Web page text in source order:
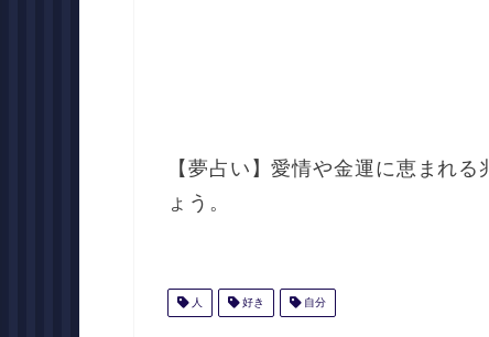
【夢占い】愛情や金運に恵まれ
ょう。
人 好き 自分